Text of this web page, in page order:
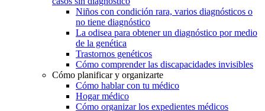
Niños con condición rara, varios diagnósticos o
no tiene diagnóstico
La odisea para obtener un diagnóstico por medio
de la genética
Trastornos genéticos
Cómo comprender las discapacidades invisibles
Cómo planificar y organizarte
Cómo hablar con tu médico
Hogar médico
Cómo organizar los expedientes médicos